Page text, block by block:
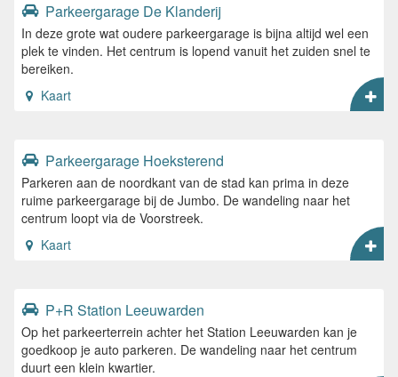
Parkeergarage De Klanderij
In deze grote wat oudere parkeergarage is bijna altijd wel een
plek te vinden. Het centrum is lopend vanuit het zuiden snel te
bereiken.
Kaart
Parkeergarage Hoeksterend
Parkeren aan de noordkant van de stad kan prima in deze
ruime parkeergarage bij de Jumbo. De wandeling naar het
centrum loopt via de Voorstreek.
Kaart
P+R Station Leeuwarden
Op het parkeerterrein achter het Station Leeuwarden kan je
goedkoop je auto parkeren. De wandeling naar het centrum
duurt een klein kwartier.